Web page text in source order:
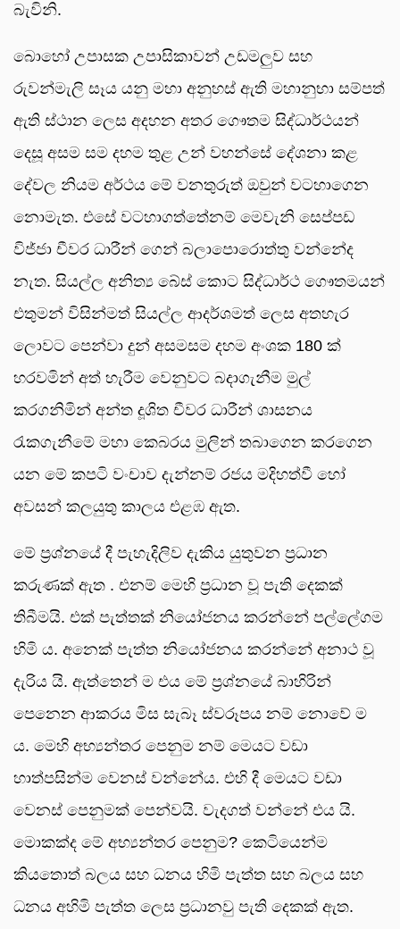
බැවිනි.
බොහෝ උපාසක උපාසිකාවන් උඩමලුව සහ
රුවන්මැලි සෑය යනු මහා අනුහස් ඇති මහානුභා සම්පත්
ඇති ස්ථාන ලෙස අදහන අතර ගෞතම සිද්ධාර්ථයන්
දෙසූ අසම සම දහම තුළ උන් වහන්සේ දේශනා කළ
දේවල නියම අර්ථය මේ වනතුරුත් ඔවුන් වටහාගෙන
නොමැත. එසේ වටහාගත්තේනම් මෙවැනි සෙප්පඩ
විජ්ජා චීවර ධාරීන් ගෙන් බලාපොරොත්තු වන්නේද
නැත. සියල්ල අනිත්‍ය බේස් කොට සිද්ධාර්ථ ගෞතමයන්
එතුමන් විසින්මත් සියල්ල ආදර්ශමත් ලෙස අතහැර
ලොවට පෙන්වා දුන් අසමසම දහම අංශක 180 ක්
හරවමින් අත් හැරීම වෙනුවට බදාගැනීම මුල්
කරගනිමින් අන්ත දූශිත චීවර ධාරීන් ශාසනය
රැකගැනීමේ මහා කෙබරය මුලින් තබාගෙන කරගෙන
යන මේ කපටි වංචාව දැන්නම් රජය මදිහත්වී හෝ
අවසන් කලයුතු කාලය එළඹ ඇත.
මේ ප්‍රශ්නයේ දී පැහැදිලිව දැකිය යුතුවන ප්‍රධාන
කරුණක් ඇත . එනම් මෙහි ප්‍රධාන වූ පැති දෙකක්
තිබීමයි. එක් පැත්තක් නියෝජනය කරන්නේ පල්ලේගම
හිමි ය. අනෙක් පැත්ත නියෝජනය කරන්නේ අනාථ වූ
දැරිය යි. ඇත්තෙන් ම එය මේ ප්‍රශ්නයේ බාහිරින්
පෙනෙන ආකරය මිස සැබෑ ස්වරූපය නම් නොවේ ම
ය. මෙහි අභ්‍යන්තර පෙනුම නම් මෙයට වඩා
හාත්පසින්ම වෙනස් වන්නේය. එහි දී මෙයට වඩා
වෙනස් පෙනුමක් පෙන්වයි. වැදගත් වන්නේ එය යි.
මොකක්ද මේ අභ්‍යන්තර පෙනුම? කෙටියෙන්ම
කියතොත් බලය සහ ධනය හිමි පැත්ත සහ බලය සහ
ධනය අහිමි පැත්ත ලෙස ප්‍රධානවු පැති දෙකක් ඇත.